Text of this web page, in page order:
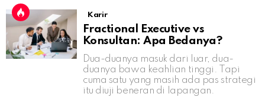
Karir
Fractional Executive vs
Konsultan: Apa Bedanya?
Dua-duanya masuk dari luar, dua-
duanya bawa keahlian tinggi. Tapi
cuma satu yang masih ada pas strategi
itu diuji beneran di lapangan.